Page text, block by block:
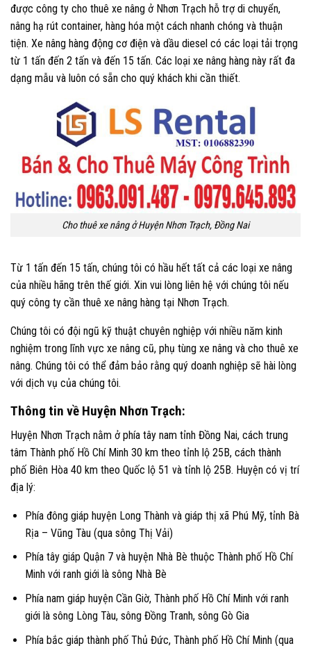
được công ty cho thuê xe nâng ở Nhơn Trạch hỗ trợ di chuyển,
nâng hạ rút container, hàng hóa một cách nhanh chóng và thuận
tiện. Xe nâng hàng động cơ điện và dầu diesel có các loại tải trọng
từ 1 tấn đến 2 tấn và đến 15 tấn. Các loại xe nâng hàng này rất đa
dạng mẫu và luôn có sẵn cho quý khách khi cần thiết.
Cho thuê xe nâng ở Huyện Nhơn Trạch, Đồng Nai
Từ 1 tấn đến 15 tấn, chúng tôi có hầu hết tất cả các loại xe nâng
của nhiều hãng trên thế giới. Xin vui lòng liên hệ với chúng tôi nếu
quý công ty cần thuê xe nâng hàng tại Nhơn Trạch.
Chúng tôi có đội ngũ kỹ thuật chuyên nghiệp với nhiều năm kinh
nghiệm trong lĩnh vực xe nâng cũ, phụ tùng xe nâng và cho thuê xe
nâng. Chúng tôi có thể đảm bảo rằng quý doanh nghiệp sẽ hài lòng
với dịch vụ của chúng tôi.
Thông tin về Huyện Nhơn Trạch:
Huyện Nhơn Trạch nằm ở phía tây nam tỉnh Đồng Nai, cách trung
tâm Thành phố Hồ Chí Minh 30 km theo tỉnh lộ 25B, cách thành
phố Biên Hòa 40 km theo Quốc lộ 51 và tỉnh lộ 25B. Huyện có vị trí
địa lý:
Phía đông giáp huyện Long Thành và giáp thị xã Phú Mỹ, tỉnh Bà
Rịa – Vũng Tàu (qua sông Thị Vải)
Phía tây giáp Quận 7 và huyện Nhà Bè thuộc Thành phố Hồ Chí
Minh với ranh giới là sông Nhà Bè
Phía nam giáp huyện Cần Giờ, Thành phố Hồ Chí Minh với ranh
giới là sông Lòng Tàu, sông Đồng Tranh, sông Gò Gia
Phía bắc giáp thành phố Thủ Đức, Thành phố Hồ Chí Minh (qua